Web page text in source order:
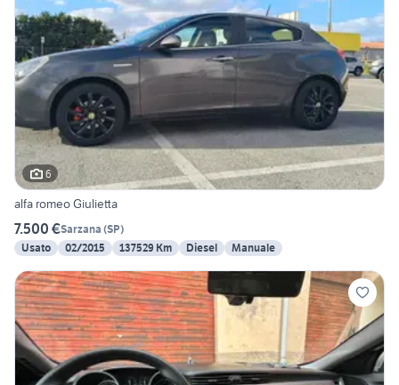
6
alfa romeo Giulietta
7.500 €Sarzana (SP)
Usato
02/2015 137529 Km Diesel Manuale